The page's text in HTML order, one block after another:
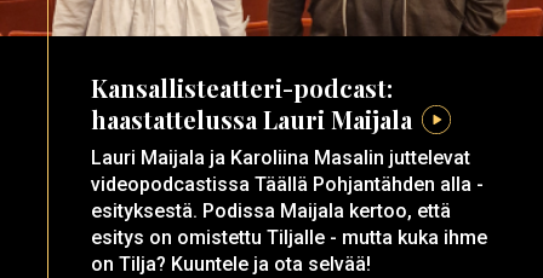
Kansallisteatteri-podcast:
haastattelussa Lauri Maijala
Lauri Maijala ja Karoliina Masalin juttelevat
videopodcastissa Täällä Pohjantähden alla -
esityksestä. Podissa Maijala kertoo, että
esitys on omistettu Tiljalle - mutta kuka ihme
on Tilja? Kuuntele ja ota selvää!